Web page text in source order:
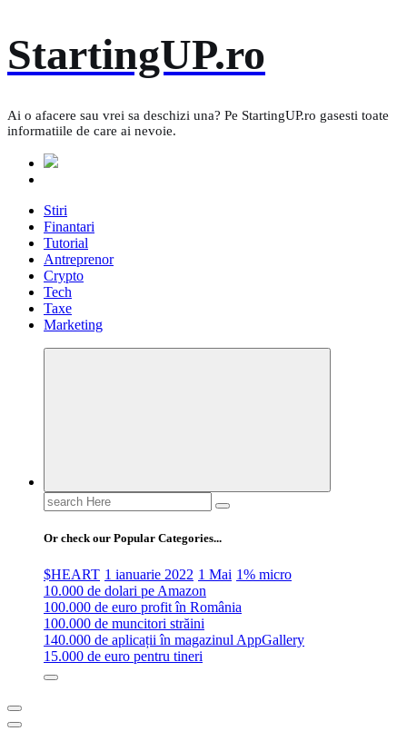
to
content
StartingUP.ro
Ai o afacere sau vrei sa deschizi una? Pe StartingUP.ro gasesti toate
informatiile de care ai nevoie.
Stiri
Finantari
Tutorial
Antreprenor
Crypto
Tech
Taxe
Marketing
Search
for:
Or check our Popular Categories...
$HEART 1 ianuarie 2022 1 Mai 1% micro
10.000 de dolari pe Amazon
100.000 de euro profit în România
100.000 de muncitori străini
140.000 de aplicații în magazinul AppGallery
15.000 de euro pentru tineri